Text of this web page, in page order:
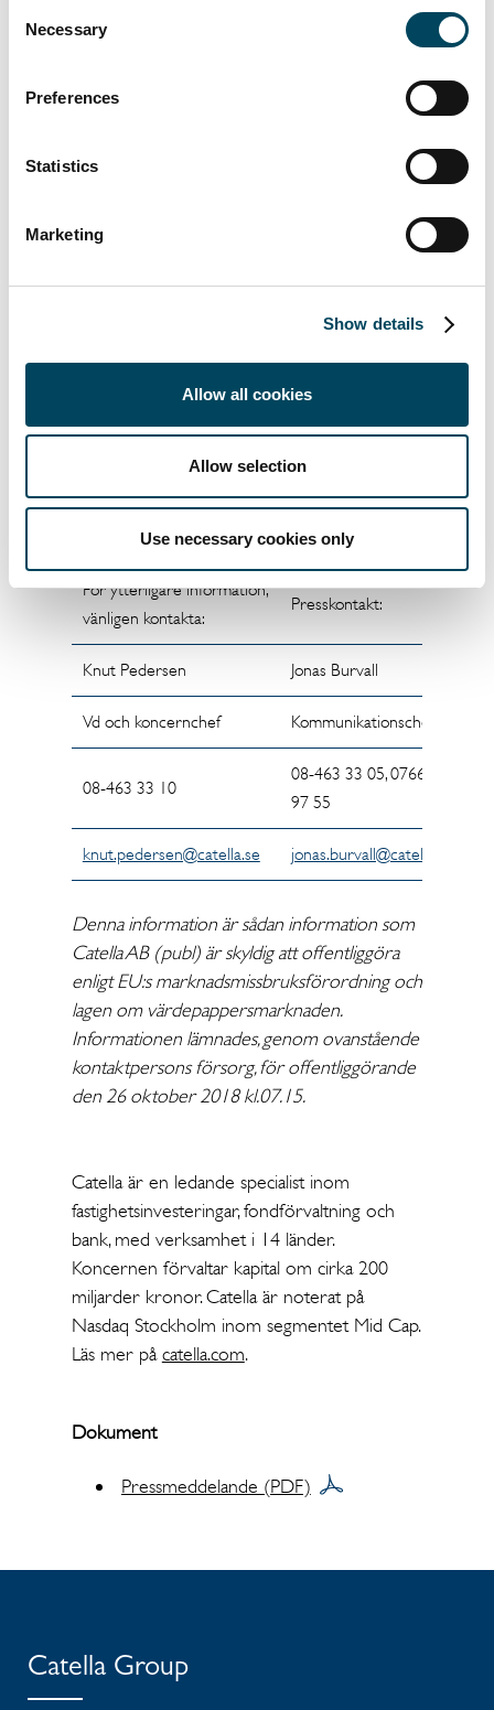
Selection
Necessary
Preferences
Statistics
Marketing
Show details
Allow all cookies
Allow selection
Use necessary cookies only
de största bankerna i Liechtenstein med 892
anställda i mitten av 2018 (FTE 828). Banken
Singapore, Hong Kong och Road Town på
erbjuder skräddarsydd kapitalförvaltning och
arkitekturen får kunderna tillgång till
inhemska investeringslösningar ingår i
kundens rekommendationer. VP Bank är
noterat på schweiziska börsen SIX, och har
kapitalbas. Dess huvudägare har en långsiktig
syn, vilket garanterar kontinuitet, oberoende
och hållbarhet.
För ytterligare information,
vänligen kontakta:
Presskontakt:
Knut Pedersen Jonas Burvall
Vd och koncernchef Kommunikationschef
08-463 33 10
08-463 33 05, 0766-27
97 55
knut.pedersen@catella.se jonas.burvall@catella.se
Denna information är sådan information som
Catella AB (publ) är skyldig att offentliggöra
enligt EU:s marknadsmissbruksförordning och
lagen om värdepappersmarknaden.
Informationen lämnades, genom ovanstående
kontaktpersons försorg, för offentliggörande
den 26 oktober 2018 kl.07.15.
Catella är en ledande specialist inom
fastighetsinvesteringar, fondförvaltning och
bank, med verksamhet i 14 länder.
Koncernen förvaltar kapital om cirka 200
miljarder kronor. Catella är noterat på
Nasdaq Stockholm inom segmentet Mid Cap.
Läs mer påcatella.com.
Dokument
Pressmeddelande (PDF)
Catella Group